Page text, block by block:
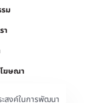
สงค์ในการพัฒนา
ม
า
ฆษณา